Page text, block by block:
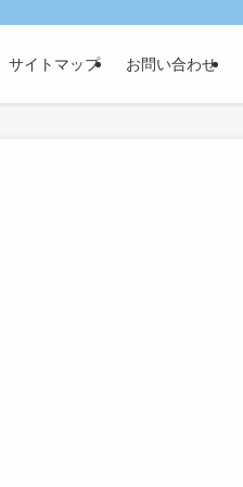
サイトマップ お問い合わせ